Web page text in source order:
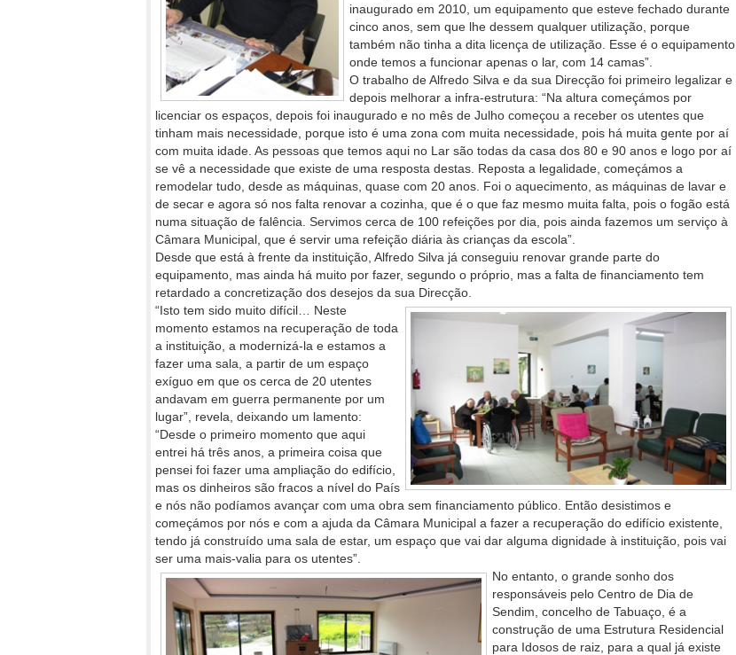
inaugurado em 2010, um equipamento que esteve fechado durante
cinco anos, sem que lhe dessem qualquer utilização, porque
também não tinha a dita licença de utilização. Esse é o equipamento
onde temos a funcionar apenas o lar, com 14 camas”.
O trabalho de Alfredo Silva e da sua Direcção foi primeiro legalizar e
depois melhorar a infra-estrutura: “Na altura começámos por
licenciar os espaços, depois foi inaugurado e no mês de Julho começou a receber os utentes que
tinham mais necessidade, porque isto é uma zona com muita necessidade, pois há muita gente por aí
com muita idade. As pessoas que temos aqui no Lar são todas da casa dos 80 e 90 anos e logo por aí
se vê a necessidade que existe de uma resposta destas. Reposta a legalidade, começámos a
remodelar tudo, desde as máquinas, quase com 20 anos. Foi o aquecimento, as máquinas de lavar e
de secar e agora só nos falta renovar a cozinha, que é o que faz mesmo muita falta, pois o fogão está
numa situação de falência. Servimos cerca de 100 refeições por dia, pois ainda fazemos um serviço à
Câmara Municipal, que é servir uma refeição diária às crianças da escola”.
Desde que está à frente da instituição, Alfredo Silva já conseguiu renovar grande parte do
equipamento, mas ainda há muito por fazer, segundo o próprio, mas a falta de financiamento tem
retardado a concretização dos desejos da sua Direcção.
“Isto tem sido muito difícil… Neste
momento estamos na recuperação de toda
a instituição, a modernizá-la e estamos a
fazer uma sala, a partir de um espaço
exíguo em que os cerca de 20 utentes
andavam em guerra permanente por um
lugar”, revela, deixando um lamento:
“Desde o primeiro momento que aqui
entrei há três anos, a primeira coisa que
pensei foi fazer uma ampliação do edifício,
mas os dinheiros são fracos a nível do País
e nós não podíamos avançar com uma obra sem financiamento público. Então desistimos e
começámos por nós e com a ajuda da Câmara Municipal a fazer a recuperação do edifício existente,
tendo já construído uma sala de estar, um espaço que vai dar alguma dignidade à instituição, pois vai
ser uma mais-valia para os utentes”.
No entanto, o grande sonho dos
responsáveis pelo Centro de Dia de
Sendim, concelho de Tabuaço, é a
construção de uma Estrutura Residencial
para Idosos de raiz, para a qual já existe